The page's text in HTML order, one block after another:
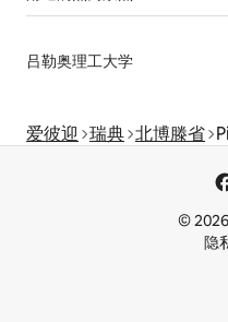
吕勒奥理工大学
爱彼迎 瑞典 北博滕省
©
隐